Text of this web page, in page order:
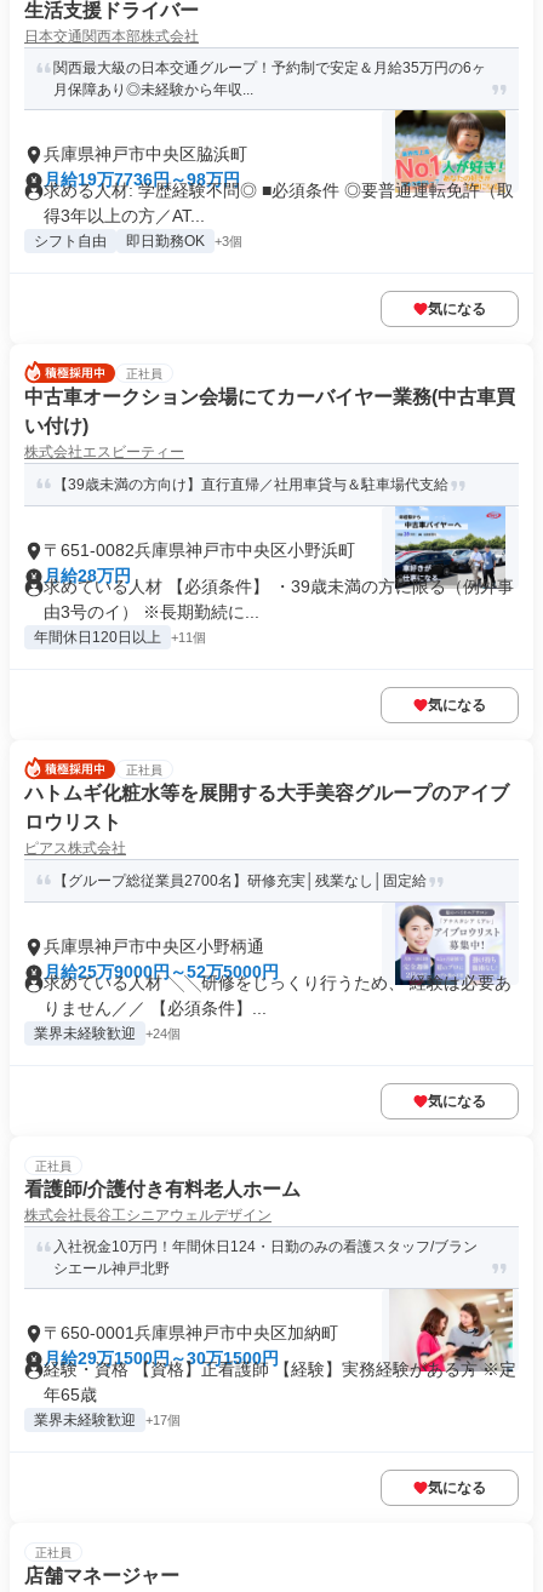
生活支援ドライバー
日本交通関西本部株式会社
関西最大級の日本交通グループ！予約制で安定＆月給35万円の6ヶ
月保障あり◎未経験から年収...
兵庫県神戸市中央区脇浜町
月給19万7736円～98万円
求める人材: 学歴経験不問◎ ■必須条件 ◎要普通運転免許（取
得3年以上の方／AT...
シフト自由 即日勤務OK +3個
気になる
正社員
中古車オークション会場にてカーバイヤー業務(中古車買
い付け)
株式会社エスビーティー
【39歳未満の方向け】直行直帰／社用車貸与＆駐車場代支給
〒651-0082兵庫県神戸市中央区小野浜町
月給28万円
求めている人材 【必須条件】 ・39歳未満の方に限る（例外事
由3号のイ） ※長期勤続に...
年間休日120日以上 +11個
気になる
正社員
ハトムギ化粧水等を展開する大手美容グループのアイブ
ロウリスト
ピアス株式会社
【グループ総従業員2700名】研修充実│残業なし│固定給
兵庫県神戸市中央区小野柄通
月給25万9000円～52万5000円
求めている人材 ╲╲研修をじっくり行うため、 経験は必要あ
りません／／ 【必須条件】...
業界未経験歓迎 +24個
気になる
正社員
看護師/介護付き有料老人ホーム
株式会社長谷工シニアウェルデザイン
入社祝金10万円！年間休日124・日勤のみの看護スタッフ/ブラン
シエール神戸北野
〒650-0001兵庫県神戸市中央区加納町
月給29万1500円～30万1500円
経験・資格 【資格】正看護師 【経験】実務経験がある方 ※定
年65歳
業界未経験歓迎 +17個
気になる
正社員
店舗マネージャー